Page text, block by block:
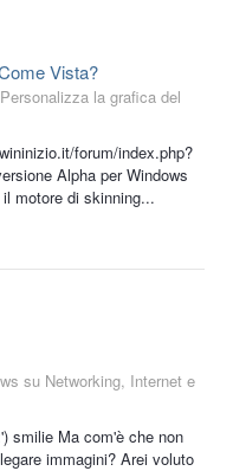
Vista?
Personalizza la grafica del
forum/index.php?
Alpha per Windows
motore di skinning...
su Networking, Internet e
smilie Ma com'è che non
immagini? Arei voluto